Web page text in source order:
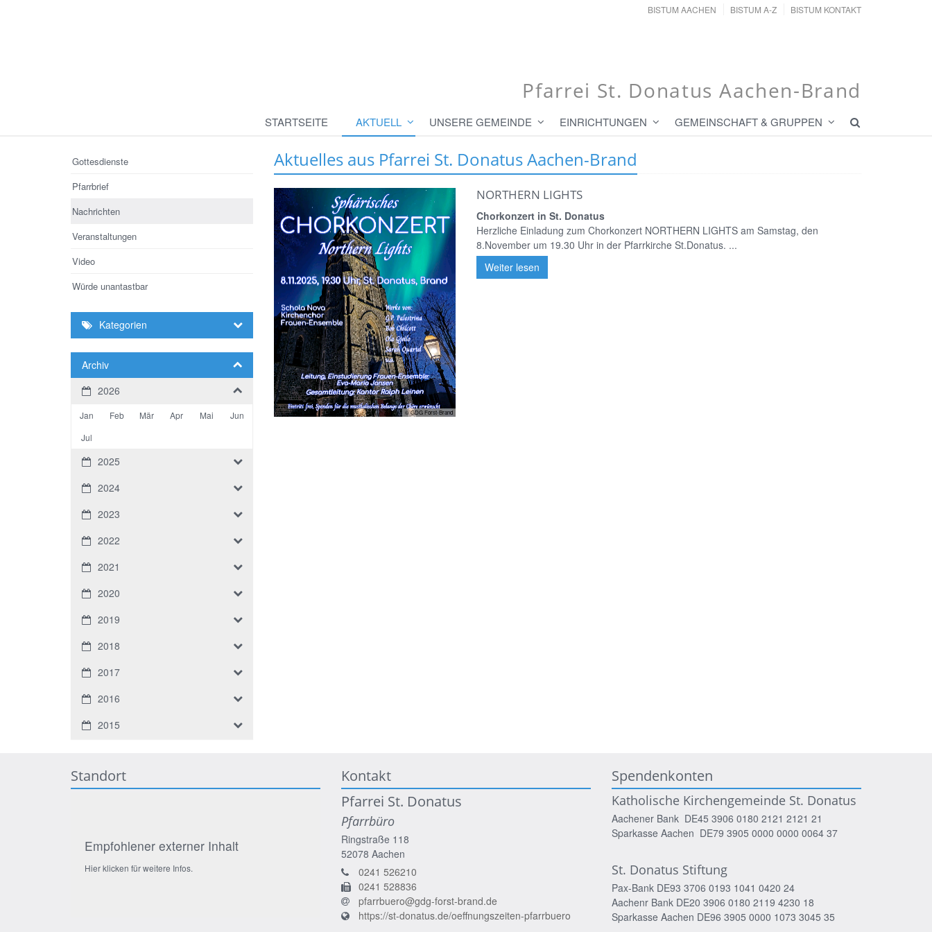
BISTUM AACHEN BISTUM A-Z BISTUM KONTAKT
Pfarrei St. Donatus Aachen-Brand
STARTSEITE AKTUELL UNSERE GEMEINDE EINRICHTUNGEN GEMEINSCHAFT & GRUPPEN
Aktuelles aus Pfarrei St. Donatus Aachen-Brand
© GDG Forst-Brand
NORTHERN LIGHTS
Chorkonzert in St. Donatus
Herzliche Einladung zum Chorkonzert NORTHERN LIGHTS am Samstag, den
8.November um 19.30 Uhr in der Pfarrkirche St.Donatus. ...
Weiter lesen
Gottesdienste
Pfarrbrief
Nachrichten
Veranstaltungen
Video
Würde unantastbar
Kategorien
Archiv
2026
Jan Feb Mär Apr Mai
Jun
Jul
2025
2024
2023
2022
2021
2020
2019
2018
2017
2016
2015
Standort
Empfohlener externer Inhalt
Hier klicken für weitere Infos.
Kontakt
Pfarrei St. Donatus
Pfarrbüro
Ringstraße 118
52078 Aachen
0241 526210
0241 528836
pfarrbuero@gdg-forst-brand.de
https://st-donatus.de/oeffnungszeiten-pfarrbuero
Spendenkonten
Katholische Kirchengemeinde St. Donatus
Aachener Bank DE45 3906 0180 2121 2121 21
Sparkasse Aachen DE79 3905 0000 0000 0064 37
St. Donatus Stiftung
Pax-Bank DE93 3706 0193 1041 0420 24
Aachenr Bank DE20 3906 0180 2119 4230 18
Sparkasse Aachen DE96 3905 0000 1073 3045 35